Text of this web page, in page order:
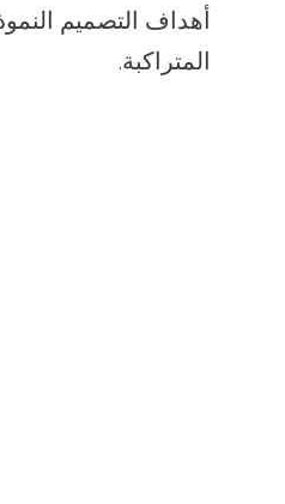
أهداف التصميم
المتراكبة.